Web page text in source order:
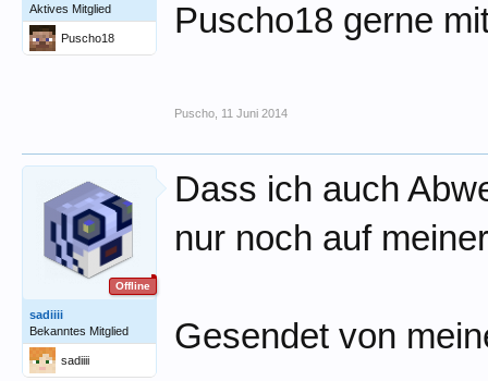
Aktives Mitglied
Puscho18
Puscho18 gerne
Puscho 11 Juni 2014
Offline
sadiiii
Bekanntes Mitglied
sadiiii
Dass ich auch
nur noch auf
Gesendet von